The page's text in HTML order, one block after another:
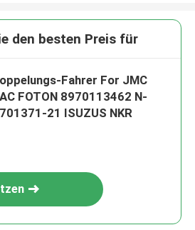
den besten Preis für
Fahrer For JMC
FOTON 8970113462 N-
21 ISUZUS NKR